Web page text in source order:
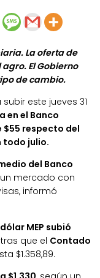
La oferta de
El Gobierno
de cambio.
este jueves 31
en el Banco
$55 respecto del
todo julio.
del Banco
mercado con
informó
dólar MEP subió
que el Contado
$1.358,89.